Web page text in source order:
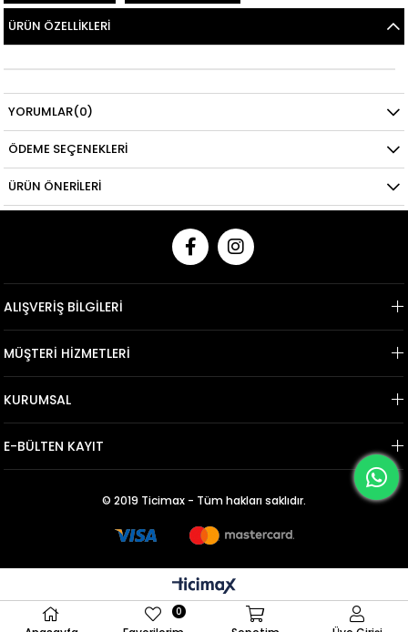
ÜRÜN ÖZELLIKLERI
YORUMLAR(0)
ÖDEME SEÇENEKLERI
ÜRÜN ÖNERILERI
ALIŞVERİŞ BİLGİLERİ
MÜŞTERİ HİZMETLERİ
KURUMSAL
E-BÜLTEN KAYIT
© 2019 Ticimax - Tüm hakları saklıdır.
0